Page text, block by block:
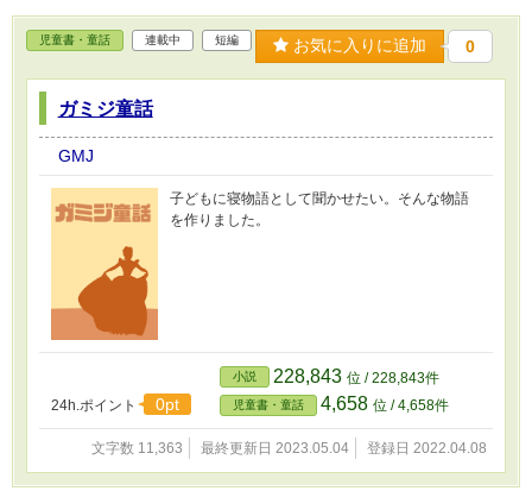
児童書・童話 連載中 短編 お気に入りに追加 0
ガミジ童話
GMJ
子どもに寝物語として聞かせたい。そんな物語
を作りました。
24h.ポイント 0pt
小説 228,843 位 / 228,843件
児童書・童話 4,658 位 / 4,658件
文字数 11,363 最終更新日 2023.05.04 登録日 2022.04.08